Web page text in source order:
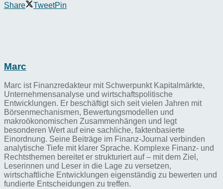
Share
TweetPin
Marc
Marc ist Finanzredakteur mit Schwerpunkt Kapitalmärkte,
Unternehmensanalyse und wirtschaftspolitische
Entwicklungen. Er beschäftigt sich seit vielen Jahren mit
Börsenmechanismen, Bewertungsmodellen und
makroökonomischen Zusammenhängen und legt
besonderen Wert auf eine sachliche, faktenbasierte
Einordnung. Seine Beiträge im Finanz-Journal verbinden
analytische Tiefe mit klarer Sprache. Komplexe Finanz- und
Rechtsthemen bereitet er strukturiert auf – mit dem Ziel,
Leserinnen und Leser in die Lage zu versetzen,
wirtschaftliche Entwicklungen eigenständig zu bewerten und
fundierte Entscheidungen zu treffen.